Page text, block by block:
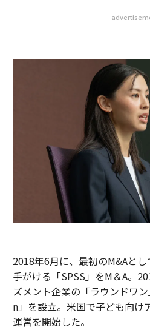
2018年6月に、最初のM&Aと
手がける「SPSS」をM＆A。
ズメント企業の「ラウンドワ
n」を設立。米国で子ども向け
運営を開始した。